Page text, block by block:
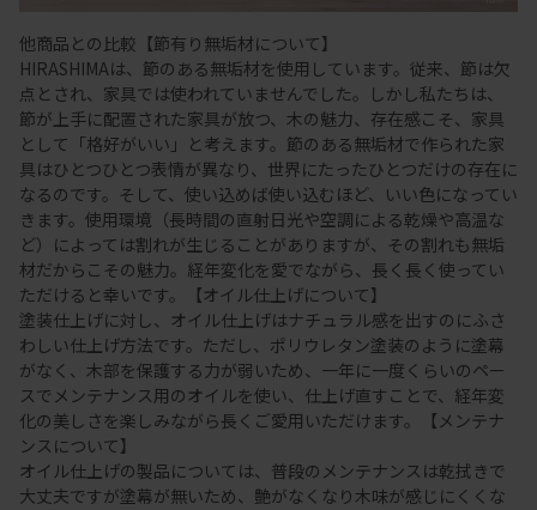
他商品との比較【節有り無垢材について】
HIRASHIMAは、節のある無垢材を使用しています。従来、節は欠
点とされ、家具では使われていませんでした。しかし私たちは、
節が上手に配置された家具が放つ、木の魅力、存在感こそ、家具
として「格好がいい」と考えます。節のある無垢材で作られた家
具はひとつひとつ表情が異なり、世界にたったひとつだけの存在に
なるのです。そして、使い込めば使い込むほど、いい色になってい
きます。使用環境（長時間の直射日光や空調による乾燥や高温な
ど）によっては割れが生じることがありますが、その割れも無垢
材だからこその魅力。経年変化を愛でながら、長く長く使ってい
ただけると幸いです。【オイル仕上げについて】
塗装仕上げに対し、オイル仕上げはナチュラル感を出すのにふさ
わしい仕上げ方法です。ただし、ポリウレタン塗装のように塗幕
がなく、木部を保護する力が弱いため、一年に一度くらいのペー
スでメンテナンス用のオイルを使い、仕上げ直すことで、経年変
化の美しさを楽しみながら長くご愛用いただけます。【メンテナ
ンスについて】
オイル仕上げの製品については、普段のメンテナンスは乾拭きで
大丈夫ですが塗幕が無いため、艶がなくなり木味が感じにくくな